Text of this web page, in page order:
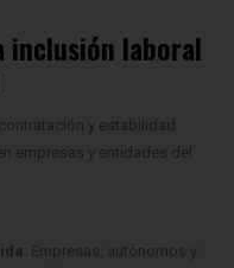
inclusión laboral
y estabilidad
empresas y entidades del
: Empresas, autónomos y